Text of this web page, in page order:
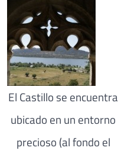
El Castillo se encuentra
ubicado en un entorno
precioso (al fondo el